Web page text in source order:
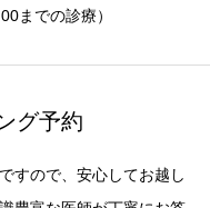
までの診療）
グ予約
すので、安心してお越し